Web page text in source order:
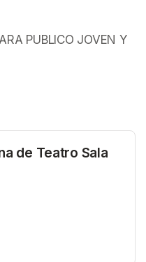
PUBLICO JOVEN Y
de Teatro Sala